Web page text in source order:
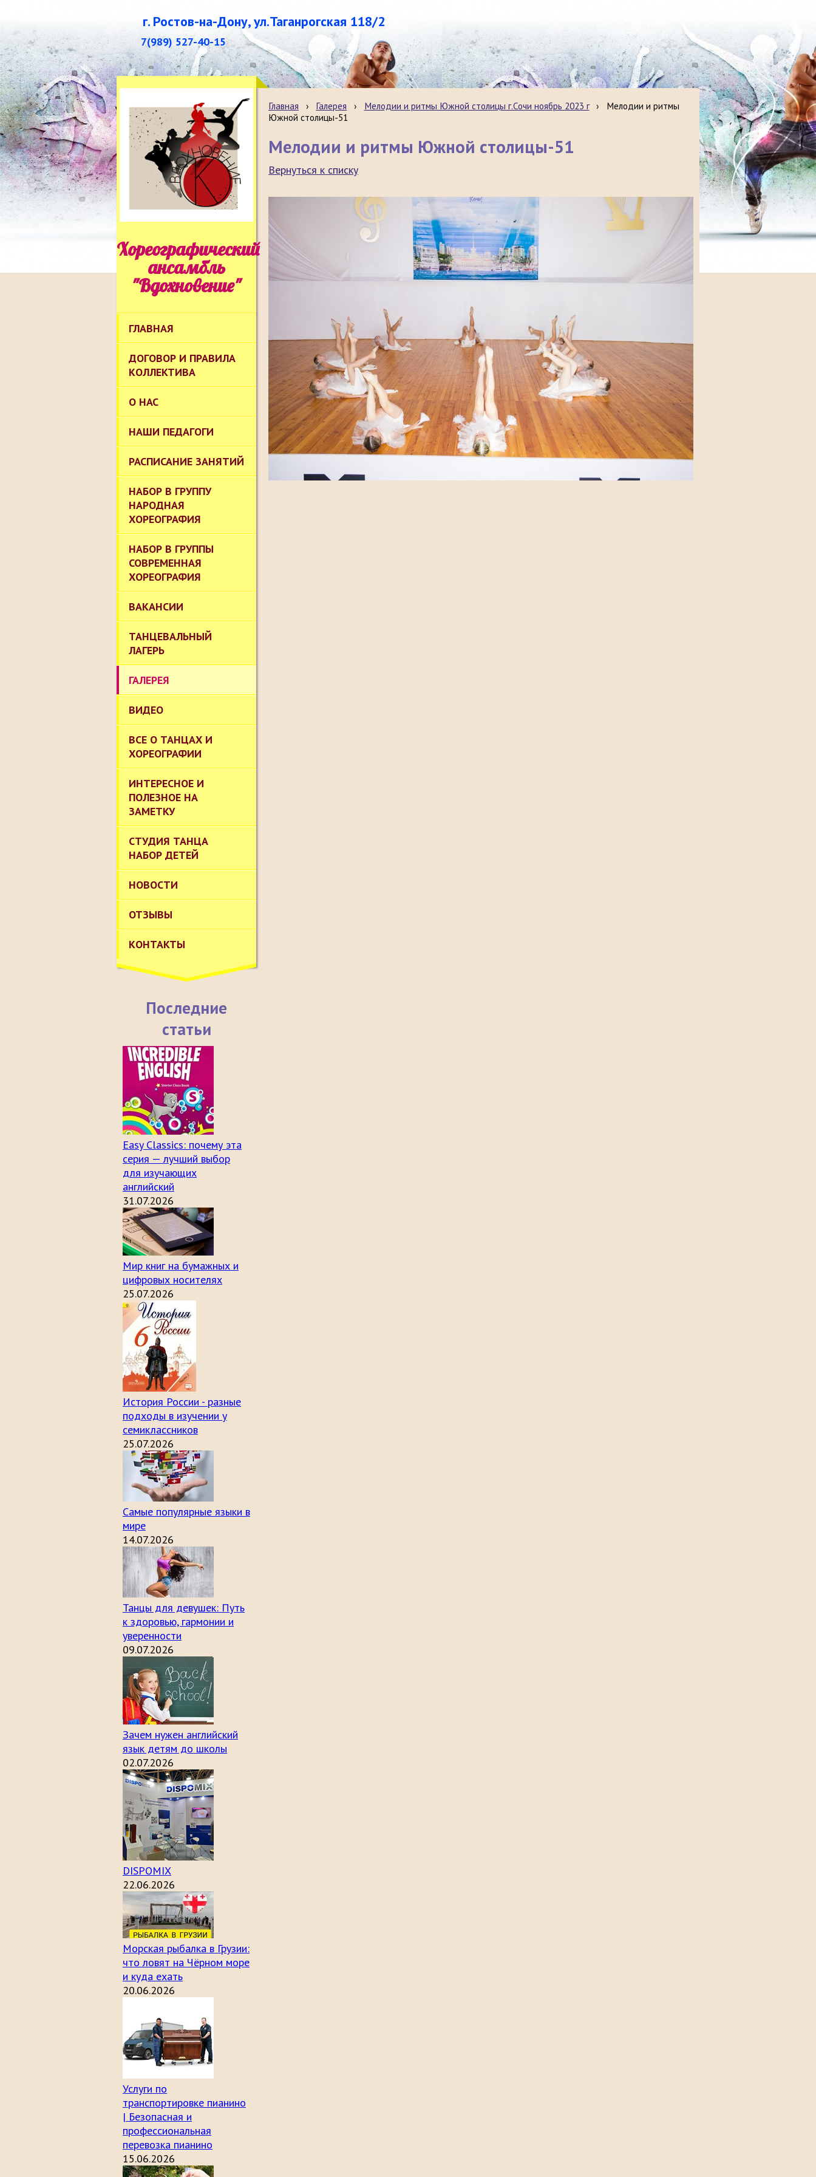
г. Ростов-на-Дону, ул.Таганрогская 118/2
7(989) 527-40-15
Хореографический
ансамбль
"Вдохновение"
ГЛАВНАЯ
ДОГОВОР И ПРАВИЛА
КОЛЛЕКТИВА
О НАС
НАШИ ПЕДАГОГИ
РАСПИСАНИЕ ЗАНЯТИЙ
НАБОР В ГРУППУ
НАРОДНАЯ
ХОРЕОГРАФИЯ
НАБОР В ГРУППЫ
СОВРЕМЕННАЯ
ХОРЕОГРАФИЯ
ВАКАНСИИ
ТАНЦЕВАЛЬНЫЙ
ЛАГЕРЬ
ГАЛЕРЕЯ
ВИДЕО
ВСЕ О ТАНЦАХ И
ХОРЕОГРАФИИ
ИНТЕРЕСНОЕ И
ПОЛЕЗНОЕ НА
ЗАМЕТКУ
СТУДИЯ ТАНЦА
НАБОР ДЕТЕЙ
НОВОСТИ
ОТЗЫВЫ
КОНТАКТЫ
Последние
статьи
Easy Classics: почему эта
серия — лучший выбор
для изучающих
английский
31.07.2026
Мир книг на бумажных и
цифровых носителях
25.07.2026
История России - разные
подходы в изучении у
семиклассников
25.07.2026
Самые популярные языки в
мире
14.07.2026
Танцы для девушек: Путь
к здоровью, гармонии и
уверенности
09.07.2026
Зачем нужен английский
язык детям до школы
02.07.2026
DISPOMIX
22.06.2026
Морская рыбалка в Грузии:
что ловят на Чёрном море
и куда ехать
20.06.2026
Услуги по
транспортировке пианино
| Безопасная и
профессиональная
перевозка пианино
15.06.2026
Главная › Галерея › Мелодии и ритмы Южной столицы г.Сочи ноябрь 2023 г ›
Мелодии и ритмы
Южной столицы-51
Мелодии и ритмы Южной столицы-51
Вернуться к списку